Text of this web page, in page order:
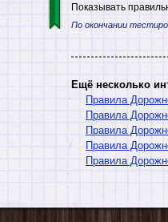
Показывать
По окончании
Ещё несколько
Правила
Правила
Правила
Правила
Правила